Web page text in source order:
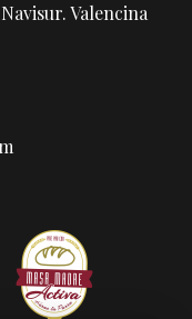
Valencina